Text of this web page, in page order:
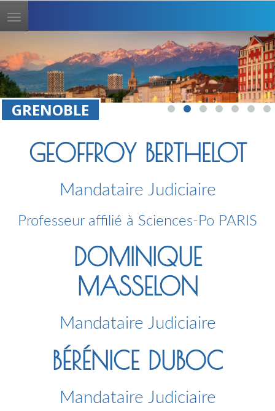
Toggle
navigation
GRENOBLE
GEOFFROY BERTHELOT
Mandataire Judiciaire
Professeur affilié à Sciences-Po PARIS
DOMINIQUE
MASSELON
Mandataire Judiciaire
BÉRÉNICE DUBOC
Mandataire Judiciaire